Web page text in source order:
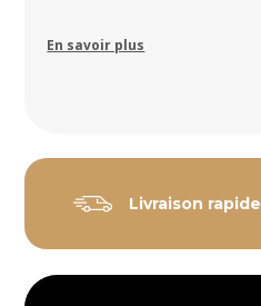
En savoir plus
Livraison rapide